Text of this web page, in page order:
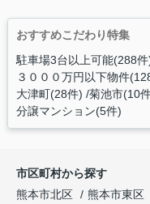
おすすめこだわり特集
駐車場3台以上可能(288件
３０００万円以下物件
大津町(28件) 菊池市(10
分譲マンション(5件)
市区町村から探す
熊本市北区
熊本市東区